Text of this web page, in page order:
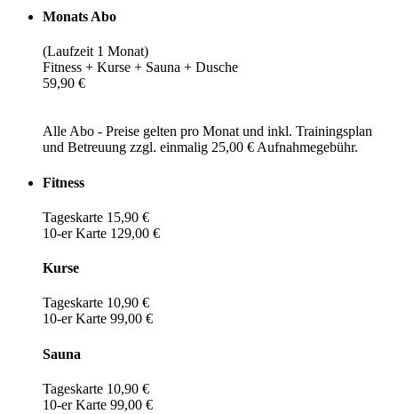
Monats Abo
(Laufzeit 1 Monat)
Fitness + Kurse + Sauna + Dusche
59,90 €
Alle Abo - Preise gelten pro Monat und inkl. Trainingsplan
und Betreuung zzgl. einmalig 25,00 € Aufnahmegebühr.
Fitness
Tageskarte 15,90 €
10-er Karte 129,00 €
Kurse
Tageskarte 10,90 €
10-er Karte 99,00 €
Sauna
Tageskarte 10,90 €
10-er Karte 99,00 €